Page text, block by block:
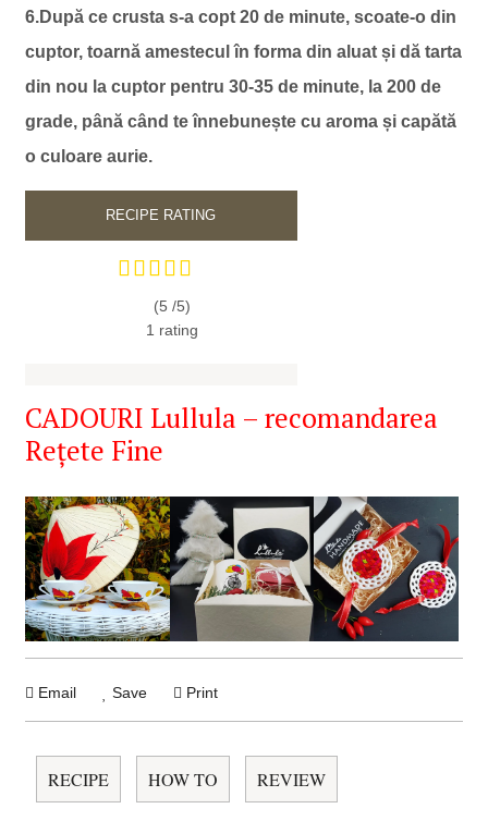
6.După ce crusta s-a copt 20 de minute, scoate-o din
cuptor, toarnă amestecul în forma din aluat și dă tarta
din nou la cuptor pentru 30-35 de minute, la 200 de
grade, până când te înnebunește cu aroma și capătă
o culoare aurie.
RECIPE RATING
(5 /5)
1 rating
CADOURI Lullula – recomandarea
Rețete Fine
Email Save Print
RECIPE HOW TO REVIEW